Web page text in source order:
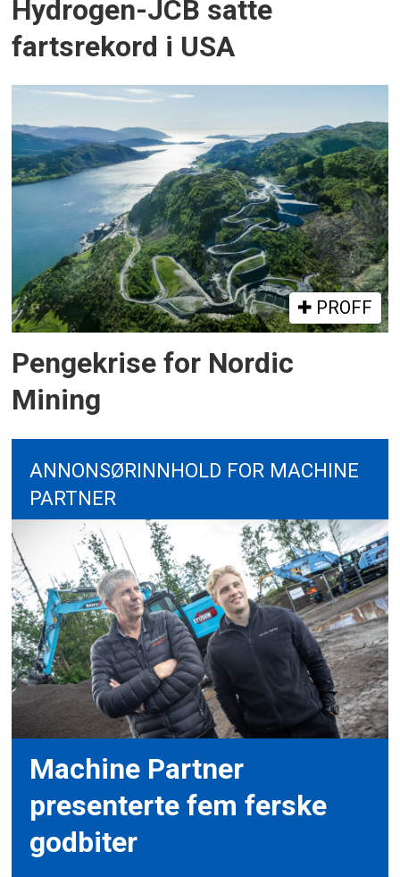
Hydrogen-JCB satte
fartsrekord i USA
PROFF
Pengekrise for Nordic
Mining
ANNONSØRINNHOLD FOR MACHINE
PARTNER
Machine Partner
presenterte fem ferske
godbiter